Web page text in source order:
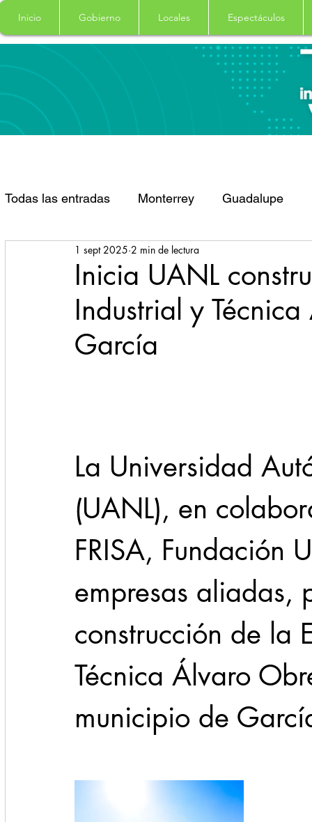
Inicio Gobierno Locales Espectáculos
Todas las entradas Monterrey Guadalupe
Santa Catarina San Pedro Garza Garcia
Espectaculos Clima Principal Salud
Inicia UANL
Industrial y
García
1 sept 2025 2 min de lectura
La Universidad
(UANL), en
FRISA, Fundación
empresas aliadas,
construcción de la
Técnica Álvaro
municipio de